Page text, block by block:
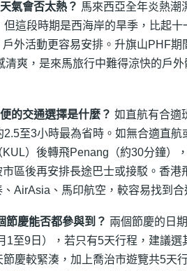
氣會否太熱？ 馬來西亞全年炎熱潮
這段時期是西海岸的旱季，比起十
外活動更容易安排。升旗山PHF期
清爽，是來馬旅行中難得涼快的戶外
的交通選擇是什麼？ 如直航有合適
至3小時最為省時。如無合適直航
）後轉飛Penang（約30分鐘）
區後再安排長途巴士或接駁。香港
AirAsia、馬印航空，較容易找到合
節慶能否都參與到？ 兩個節慶的日
1至9日），若只有5天行程，建議選
慶較緊湊，加上喬治市遊覽共5天